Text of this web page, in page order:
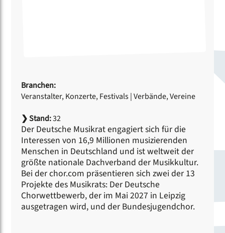
Branchen:
Veranstalter, Konzerte, Festivals|Verbände, Vereine
❯Stand:32
Der Deutsche Musikrat engagiert sich für die
Interessen von 16,9 Millionen musizierenden
Menschen in Deutschland und ist weltweit der
größte nationale Dachverband der Musikkultur.
Bei der chor.com präsentieren sich zwei der 13
Projekte des Musikrats: Der Deutsche
Chorwettbewerb, der im Mai 2027 in Leipzig
ausgetragen wird, und der Bundesjugendchor.